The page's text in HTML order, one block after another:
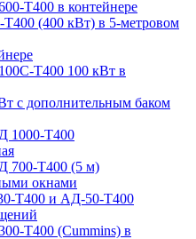
Т400 в контейнере
(400 кВт) в 5-метровом
Т400 100 кВт в
с дополнительным баком
1000-Т400
700-Т400 (5 м)
окнами
Т400 и АД-50-Т400
Т400 (Cummins) в